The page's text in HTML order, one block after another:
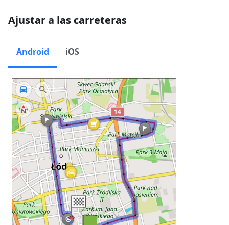
Ajustar a las carreteras
Android iOS